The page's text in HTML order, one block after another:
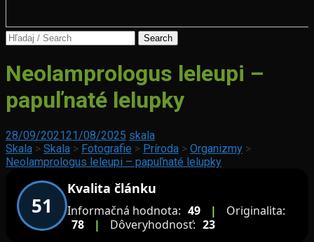
Search
Ctenochromis
horei
Neolamprologus leleupi –
papuľnaté lelupky
Vivaristika
Levice
28/09/202121/08/2025 skala
Skala > Skala > Fotografie > Príroda > Organizmy >
Neolamprologus leleupi – papuľnaté lelupky
51
Kvalita článku
Informačná hodnota: 49 |
Originalita:
78
| Dôveryhodnosť: 23